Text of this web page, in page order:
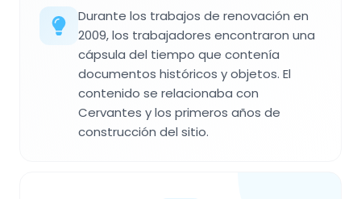
Durante los trabajos de renovación en
2009, los trabajadores encontraron una
cápsula del tiempo que contenía
documentos históricos y objetos. El
contenido se relacionaba con
Cervantes y los primeros años de
construcción del sitio.